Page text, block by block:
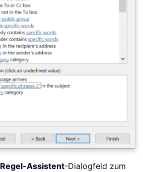
Regel-Assistent-Dialogfeld zum